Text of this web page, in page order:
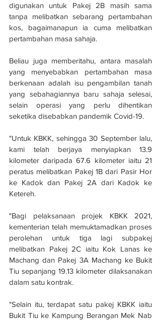
digunakan untuk Pakej 2B masih sama
tanpa melibatkan sebarang pertambahan
kos, bagaimanapun ia cuma melibatkan
pertambahan masa sahaja.
Beliau juga memberitahu, antara masalah
yang menyebabkan pertambahan masa
berkenaan adalah isu pengambilan tanah
yang sebahagiannya baru sahaja selesai,
selain operasi yang perlu dihentikan
seketika disebabkan pandemik Covid-19.
"Untuk KBKK, sehingga 30 September lalu,
kami telah berjaya menyiapkan 13.9
kilometer daripada 67.6 kilometer iaitu 21
peratus melibatkan Pakej 1B dari Pasir Hor
ke Kadok dan Pakej 2A dari Kadok ke
Ketereh.
"Bagi pelaksanaan projek KBKK 2021,
kementerian telah memuktamadkan proses
perolehan untuk tiga lagi subpakej
melibatkan Pakej 2C iaitu Kok Lanas ke
Machang dan Pakej 3A Machang ke Bukit
Tiu sepanjang 19.13 kilometer dilaksanakan
dalam satu kontrak.
"Selain itu, terdapat satu pakej KBKK iaitu
Bukit Tiu ke Kampung Berangan Mek Nab